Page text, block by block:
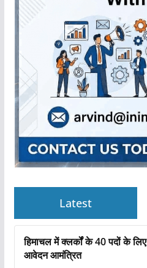
Latest
हिमाचल में क्लर्कों के 40 पदों के लिए
आवेदन आमंत्रित